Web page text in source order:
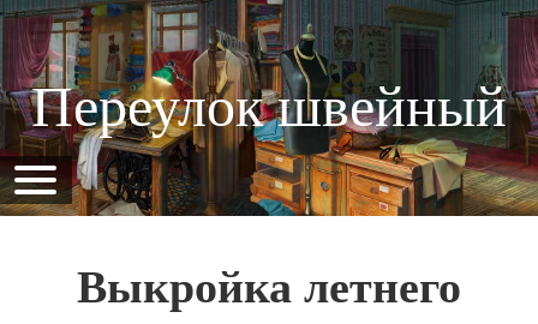
Переулок швейный
Выкройка летнего